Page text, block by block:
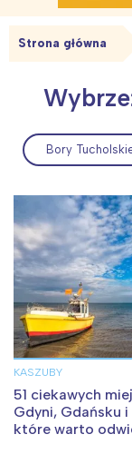
Strona główna
Bory
KASZUBY
51 ciekawych
Gdyni, Gdańsku
które warto